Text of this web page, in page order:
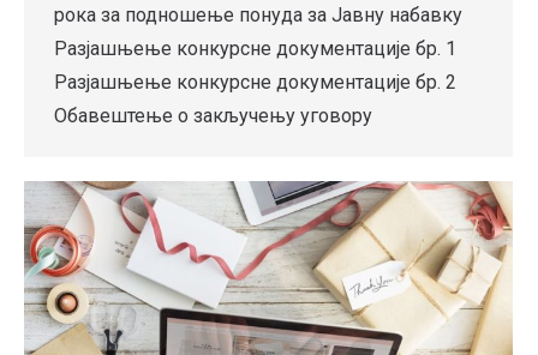
рока за подношење понуда за Јавну набавку
Разјашњење конкурсне документације бр. 1
Разјашњење конкурсне документације бр. 2
Обавештење о закључењу уговору